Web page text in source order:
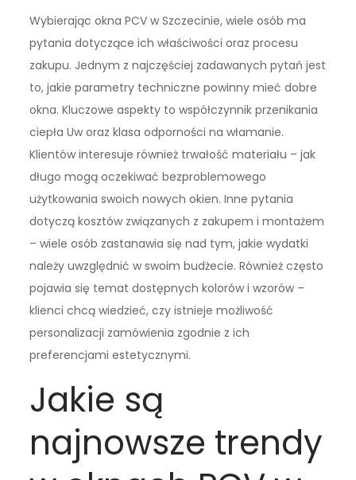
Wybierając okna PCV w Szczecinie, wiele osób ma
pytania dotyczące ich właściwości oraz procesu
zakupu. Jednym z najczęściej zadawanych pytań jest
to, jakie parametry techniczne powinny mieć dobre
okna. Kluczowe aspekty to współczynnik przenikania
ciepła Uw oraz klasa odporności na włamanie.
Klientów interesuje również trwałość materiału – jak
długo mogą oczekiwać bezproblemowego
użytkowania swoich nowych okien. Inne pytania
dotyczą kosztów związanych z zakupem i montażem
– wiele osób zastanawia się nad tym, jakie wydatki
należy uwzględnić w swoim budżecie. Również często
pojawia się temat dostępnych kolorów i wzorów –
klienci chcą wiedzieć, czy istnieje możliwość
personalizacji zamówienia zgodnie z ich
preferencjami estetycznymi.
Jakie są
najnowsze trendy